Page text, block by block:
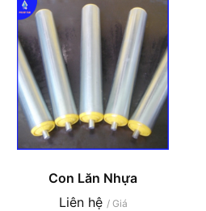
Con Lăn Nhựa
Liên hệ / Giá